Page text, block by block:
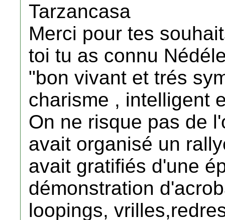
Tarzancasa
Merci pour tes
toi tu as connu
"bon vivant et trés
charisme , intelligent
On ne risque pas de
avait organisé un
avait gratifiés d'une
démonstration
loopings,